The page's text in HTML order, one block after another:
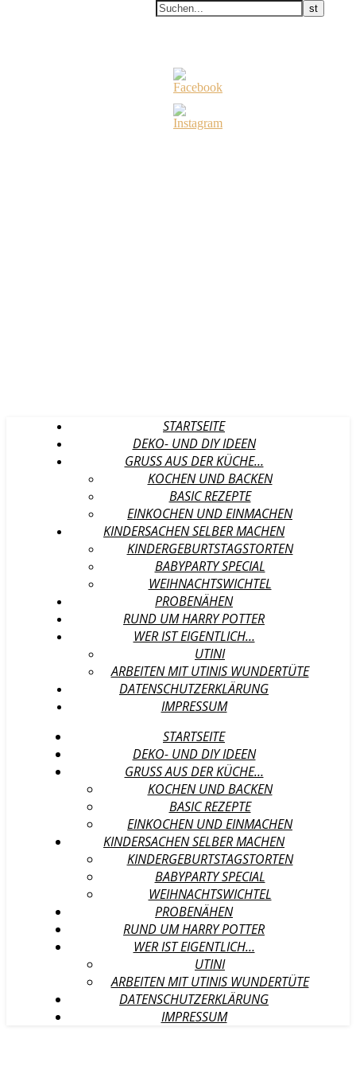
STARTSEITE
DEKO- UND DIY IDEEN
GRUSS AUS DER KÜCHE…
KOCHEN UND BACKEN
BASIC REZEPTE
EINKOCHEN UND EINMACHEN
KINDERSACHEN SELBER MACHEN
KINDERGEBURTSTAGSTORTEN
BABYPARTY SPECIAL
WEIHNACHTSWICHTEL
PROBENÄHEN
RUND UM HARRY POTTER
WER IST EIGENTLICH…
UTINI
ARBEITEN MIT UTINIS WUNDERTÜTE
DATENSCHUTZERKLÄRUNG
IMPRESSUM
STARTSEITE
DEKO- UND DIY IDEEN
GRUSS AUS DER KÜCHE…
KOCHEN UND BACKEN
BASIC REZEPTE
EINKOCHEN UND EINMACHEN
KINDERSACHEN SELBER MACHEN
KINDERGEBURTSTAGSTORTEN
BABYPARTY SPECIAL
WEIHNACHTSWICHTEL
PROBENÄHEN
RUND UM HARRY POTTER
WER IST EIGENTLICH…
UTINI
ARBEITEN MIT UTINIS WUNDERTÜTE
DATENSCHUTZERKLÄRUNG
IMPRESSUM